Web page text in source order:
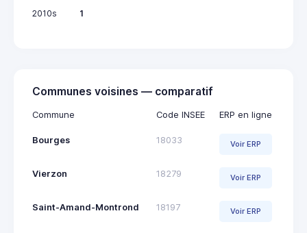
2010s
1
Communes voisines — comparatif
Commune Code INSEE ERP en ligne
Bourges 18033 Voir ERP
Vierzon 18279 Voir ERP
Saint-Amand-Montrond 18197 Voir ERP